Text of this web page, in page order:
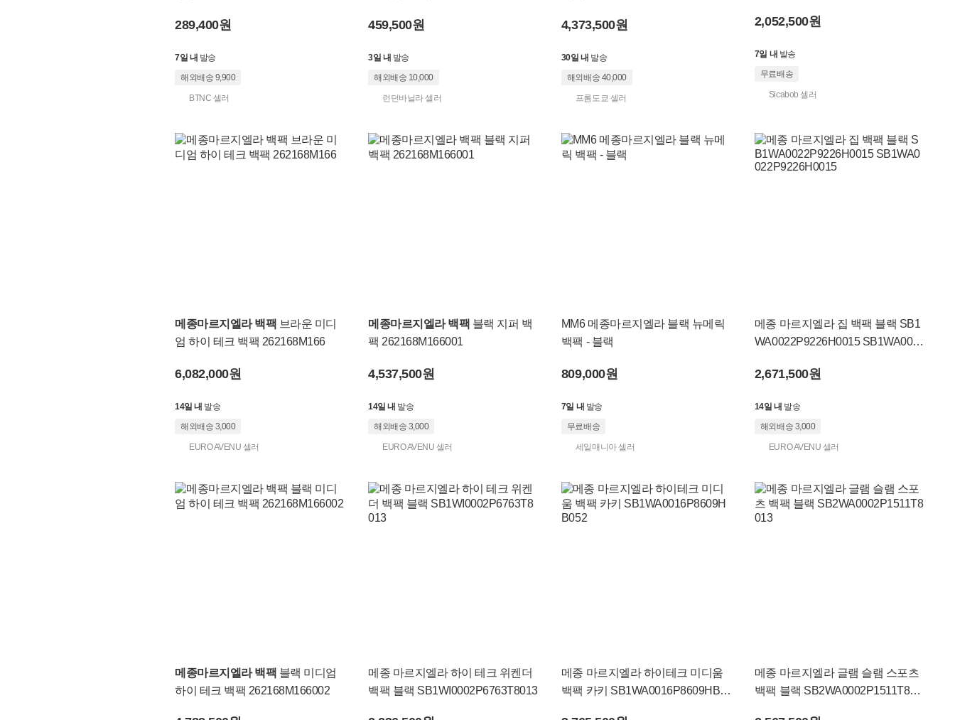
289,400원
7일 내 발송
해외배송 9,900
BTNC 셀러
459,500원
3일 내 발송
해외배송 10,000
런던바닐라 셀러
4,373,500원
30일 내 발송
해외배송 40,000
프롬도쿄 셀러
2,052,500원
7일 내 발송
무료배송
Sicabob 셀러
메종마르지엘라 백팩 브라운 미디
엄 하이 테크 백팩 262168M166
6,082,000원
14일 내 발송
해외배송 3,000
EURO AVENU 셀러
메종마르지엘라 백팩 블랙 지퍼 백
팩 262168M166001
4,537,500원
14일 내 발송
해외배송 3,000
EURO AVENU 셀러
MM6 메종마르지엘라 블랙 뉴메릭
백팩 - 블랙
809,000원
7일 내 발송
무료배송
세일매니아 셀러
메종 마르지엘라 집 백팩 블랙 SB1
WA0022P9226H0015 SB1WA0022
2,671,500원
14일 내 발송
해외배송 3,000
EURO AVENU 셀러
메종마르지엘라 백팩 블랙 미디엄
하이 테크 백팩 262168M166002
메종 마르지엘라 하이 테크 위켄더
백팩 블랙 SB1WI0002P6763T8013
메종 마르지엘라 하이테크 미디움
백팩 카키 SB1WA0016P8609HB0
메종 마르지엘라 글램 슬램 스포츠
백팩 블랙 SB2WA0002P1511T801